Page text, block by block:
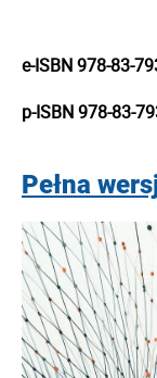
e-ISBN 978-83-
p-ISBN 978-83-
Pełna